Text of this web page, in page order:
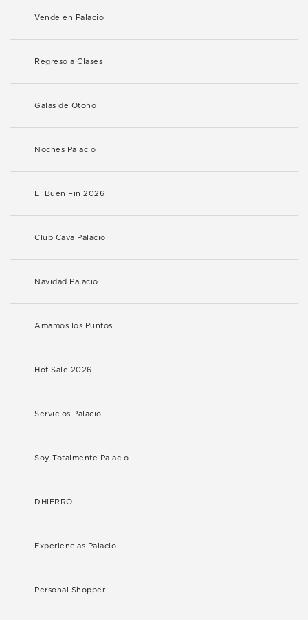
Vende en Palacio
Regreso a Clases
Galas de Otoño
Noches Palacio
El Buen Fin 2026
Club Cava Palacio
Navidad Palacio
Amamos los Puntos
Hot Sale 2026
Servicios Palacio
Soy Totalmente Palacio
DHIERRO
Experiencias Palacio
Personal Shopper